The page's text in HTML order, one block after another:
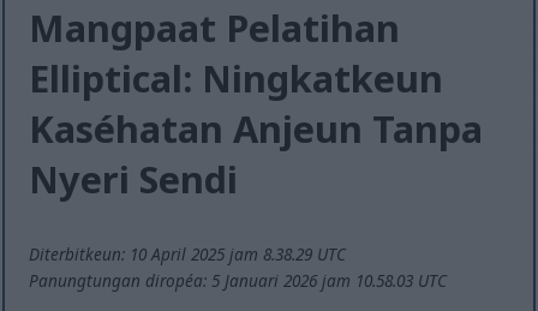
Mangpaat Pelatihan
Elliptical: Ningkatkeun
Kaséhatan Anjeun Tanpa
Nyeri Sendi
Diterbitkeun: 10 April 2025 jam 8.38.29 UTC
Panungtungan diropéa: 5 Januari 2026 jam 10.58.03 UTC